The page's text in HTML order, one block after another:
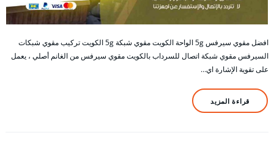
افضل مقوي سيرفس 5g الواحة الكويت مقوي شبكة 5g الكويت تركيب مقوي شبكات
السيرفس مقوي شبكة اتصال للسرداب بالكويت مقوي سيرفس من الغانم أصلي ، يعمل
على تقوية الإشارة اي…
قراءة المزيد